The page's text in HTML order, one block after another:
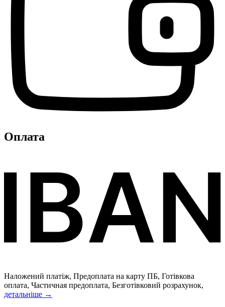
Оплата
Наложений платіж, Предоплата на карту ПБ, Готівкова
оплата, Частичная предоплата, Безготівковий розрахунок,
детальніше →